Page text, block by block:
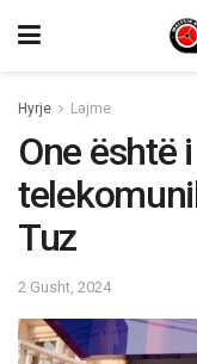
Hyrje Lajme
One është
Tuz
2 Gusht, 2024